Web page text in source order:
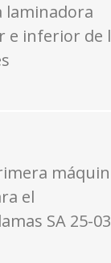
laminadora
e inferior de
el
SA 25-03